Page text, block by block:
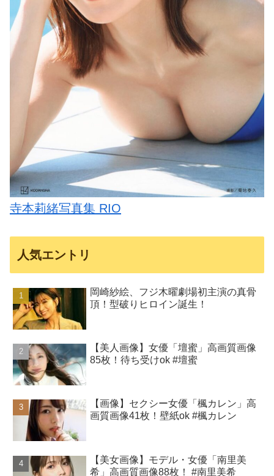
寺本莉緒写真集 RIO
人気エントリ
岡崎紗絵、フジ木曜劇場初主演の真骨
頂！型破りヒロイン誕生！
【美人画像】女優「壇蜜」高画質画像
85枚！待ち受けok #壇蜜
【画像】セクシー女優「楓カレン」高
画質画像41枚！壁紙ok #楓カレン
【美女画像】モデル・女優「南里美
希」高画質画像88枚！ #南里美希